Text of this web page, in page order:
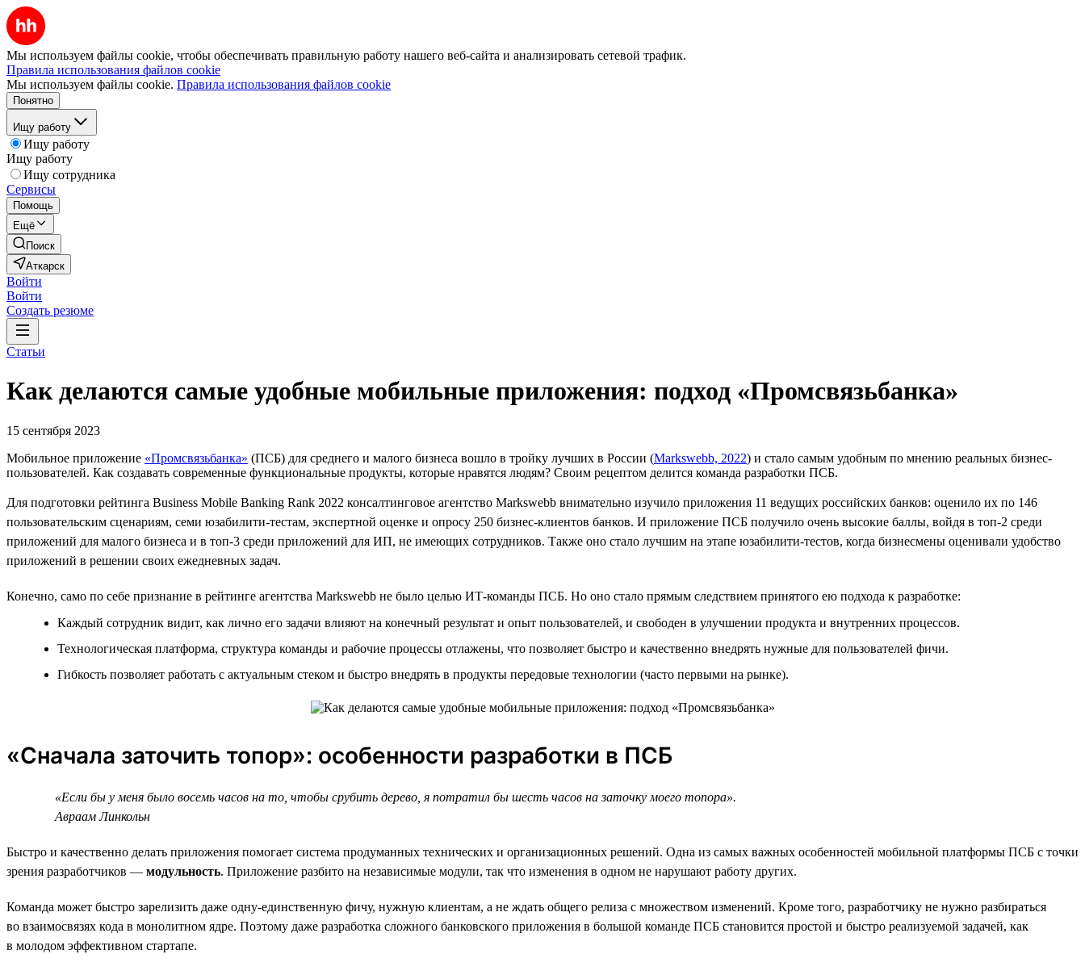
Мы используем файлы cookie, чтобы обеспечивать правильную работу нашего веб-сайта и анализировать сетевой трафик.
Правила использования файлов cookie
Мы используем файлы cookie. Правила использования файлов cookie
Понятно
Ищу работу
Ищу работу
Ищу работу
Ищу сотрудника
Сервисы
Помощь
Ещё
Поиск
Аткарск
Войти
Войти
Создать резюме
Статьи
Как делаются самые удобные мобильные приложения: подход «Промсвязьбанка»
15 сентября 2023
Мобильное приложение «Промсвязьбанка» (ПСБ) для среднего и малого бизнеса вошло в тройку лучших в России (Markswebb, 2022) и стало самым удобным по мнению реальных бизнес-
пользователей. Как создавать современные функциональные продукты, которые нравятся людям? Своим рецептом делится команда разработки ПСБ.
Для подготовки рейтинга Business Mobile Banking Rank 2022 консалтинговое агентство Markswebb внимательно изучило приложения 11 ведущих российских банков: оценило их по 146
пользовательским сценариям, семи юзабилити-тестам, экспертной оценке и опросу 250 бизнес-клиентов банков. И приложение ПСБ получило очень высокие баллы, войдя в топ-2 среди
приложений для малого бизнеса и в топ-3 среди приложений для ИП, не имеющих сотрудников. Также оно стало лучшим на этапе юзабилити-тестов, когда бизнесмены оценивали удобство
приложений в решении своих ежедневных задач.
Конечно, само по себе признание в рейтинге агентства Markswebb не было целью ИТ-команды ПСБ. Но оно стало прямым следствием принятого ею подхода к разработке:
Каждый сотрудник видит, как лично его задачи влияют на конечный результат и опыт пользователей, и свободен в улучшении продукта и внутренних процессов.
Технологическая платформа, структура команды и рабочие процессы отлажены, что позволяет быстро и качественно внедрять нужные для пользователей фичи.
Гибкость позволяет работать с актуальным стеком и быстро внедрять в продукты передовые технологии (часто первыми на рынке).
«Сначала заточить топор»: особенности разработки в ПСБ
«Если бы у меня было восемь часов на то, чтобы срубить дерево, я потратил бы шесть часов на заточку моего топора».
Авраам Линкольн
Быстро и качественно делать приложения помогает система продуманных технических и организационных решений. Одна из самых важных особенностей мобильной платформы ПСБ с точки
зрения разработчиков — модульность. Приложение разбито на независимые модули, так что изменения в одном не нарушают работу других.
Команда может быстро зарелизить даже одну-единственную фичу, нужную клиентам, а не ждать общего релиза с множеством изменений. Кроме того, разработчику не нужно разбираться
во взаимосвязях кода в монолитном ядре. Поэтому даже разработка сложного банковского приложения в большой команде ПСБ становится простой и быстро реализуемой задачей, как
в молодом эффективном стартапе.